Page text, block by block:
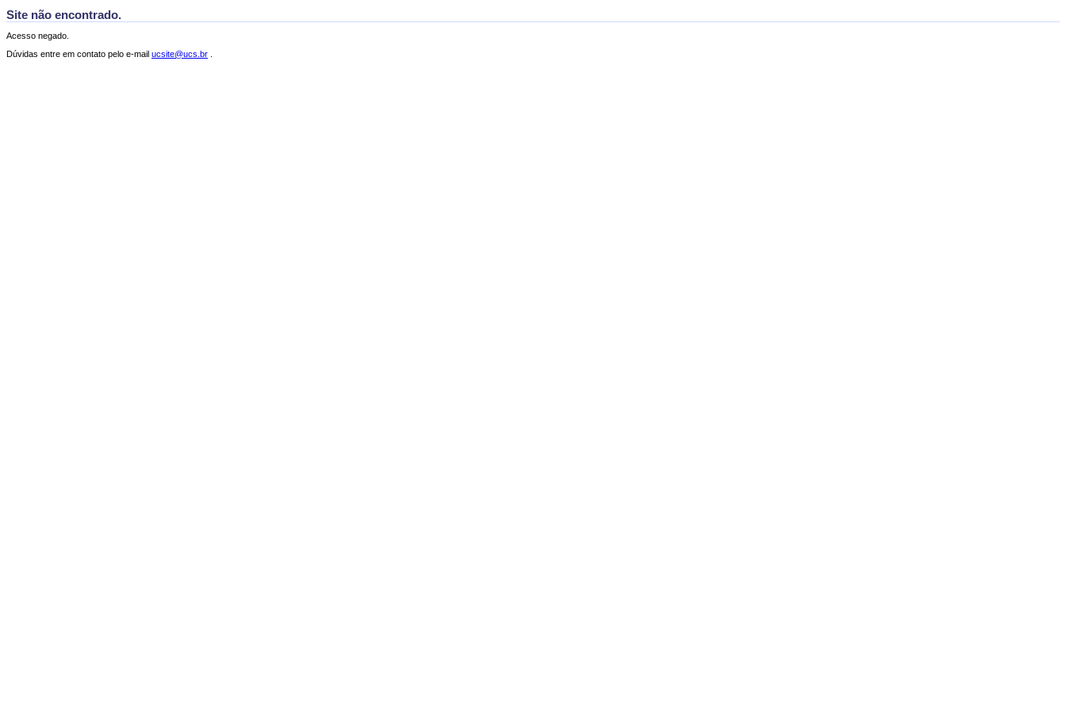
Site não encontrado.
Acesso negado.
Dúvidas entre em contato pelo e-mail ucsite@ucs.br